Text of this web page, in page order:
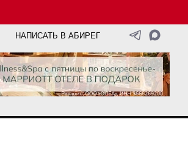
НАПИСАТЬ В АБИРЕГ